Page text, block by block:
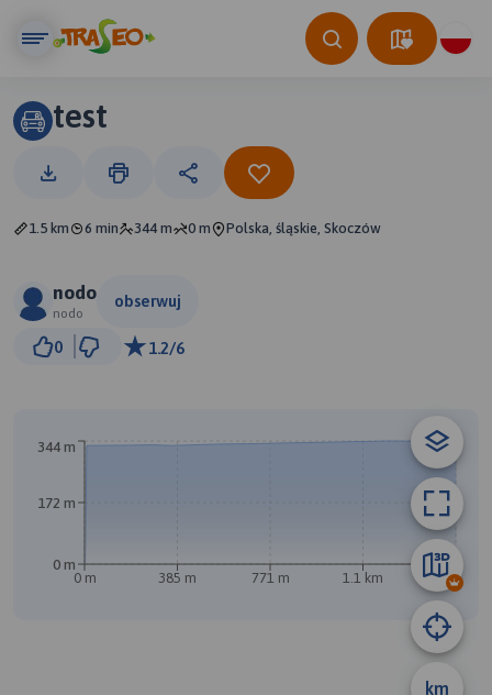
test
1.5 km 6 min 344 m 0 m Polska, śląskie, Skoczów
nodo
nodo
obserwuj
0 1.2/6
km
0 m 385 m 771 m 1.1 km 1.5 km
0 m
172 m
344 m